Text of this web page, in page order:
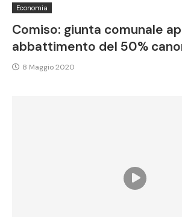
Economia
Comiso: giunta comunale
abbattimento del 50%
8 Maggio 2020